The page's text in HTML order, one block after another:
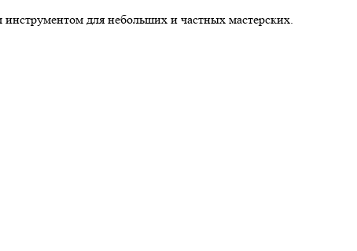
для небольших и частных мастерских.